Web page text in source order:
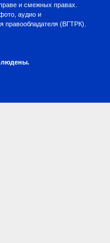
и смежных правах.
аудио и
правообладателя (ВГТРК).